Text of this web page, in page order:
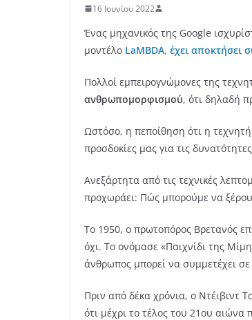
16 Ιουνίου 2022
Ένας μηχανικός της Google
μοντέλο LaMBDA, έχει αποκτήσει
Πολλοί εμπειρογνώμονες της
ανθρωπομορφισμού, ότι δηλαδή
Ωστόσο, η πεποίθηση ότι η
προσδοκίες μας για τις
Ανεξάρτητα από τις τεχνικές
προχωράει: Πώς μπορούμε να
Το 1950, ο πρωτοπόρος Βρετανός
όχι. Το ονόμασε «Παιχνίδι της
άνθρωπος μπορεί να συμμετέχει
Πριν από δέκα χρόνια, ο Ντέιβιντ
ότι μέχρι το τέλος του 21ου